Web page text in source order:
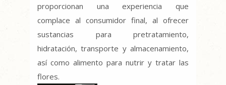
proporcionan una experiencia que
complace al consumidor final, al ofrecer
sustancias para pretratamiento,
hidratación, transporte y almacenamiento,
así como alimento para nutrir y tratar las
flores.